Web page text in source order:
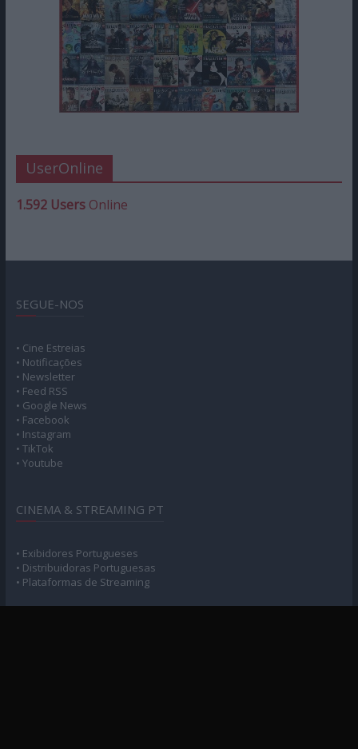
UserOnline
1.592 UsersOnline
SEGUE-NOS
• Cine Estreias
• Notificações
• Newsletter
• Feed RSS
• Google News
• Facebook
• Instagram
• TikTok
• Youtube
CINEMA & STREAMING PT
• Exibidores Portugueses
• Distribuidoras Portuguesas
• Plataformas de Streaming